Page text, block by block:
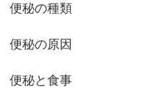
便秘の種類
便秘の原因
便秘と食事